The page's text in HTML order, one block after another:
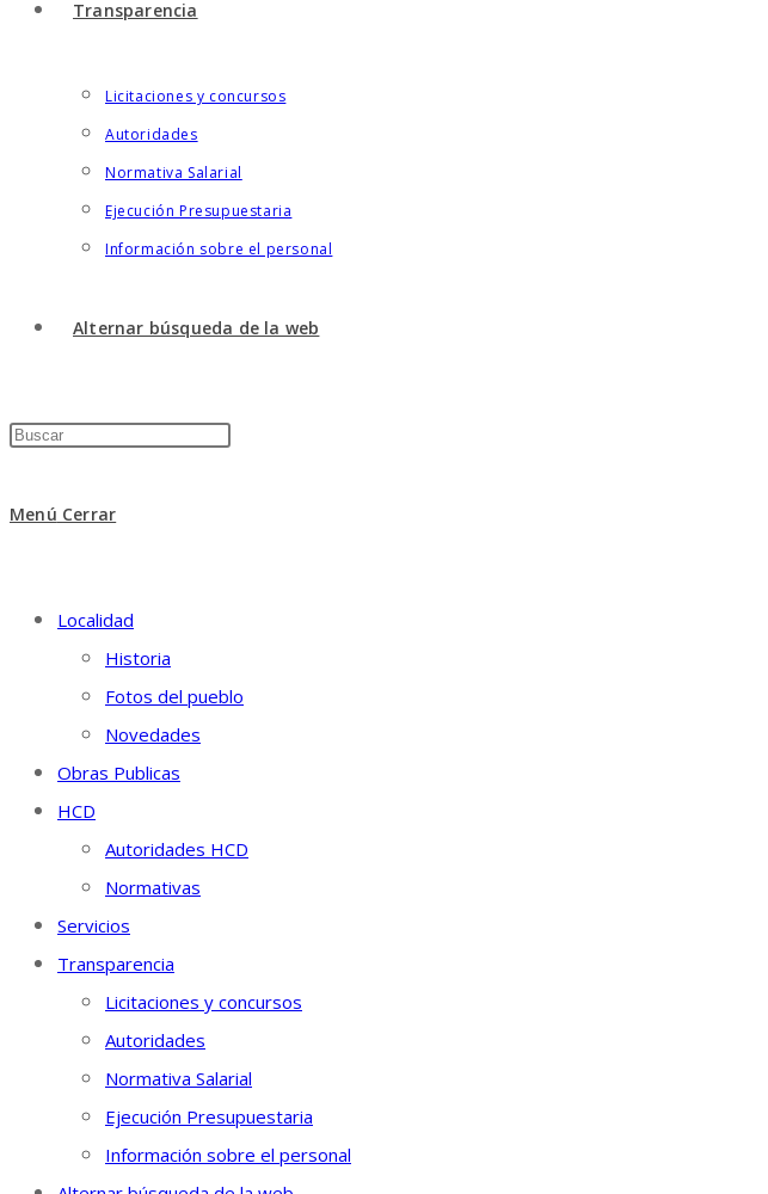
Transparencia
Licitaciones y concursos
Autoridades
Normativa Salarial
Ejecución Presupuestaria
Información sobre el personal
Alternar búsqueda de la web
Menú Cerrar
Localidad
Historia
Fotos del pueblo
Novedades
Obras Publicas
HCD
Autoridades HCD
Normativas
Servicios
Transparencia
Licitaciones y concursos
Autoridades
Normativa Salarial
Ejecución Presupuestaria
Información sobre el personal